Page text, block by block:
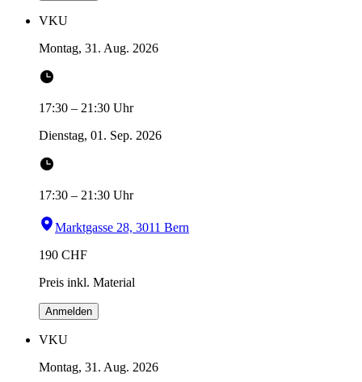
VKU
Montag, 31. Aug. 2026
17:30 – 21:30 Uhr
Dienstag, 01. Sep. 2026
17:30 – 21:30 Uhr
Marktgasse 28, 3011 Bern
190 CHF
Preis inkl. Material
Anmelden
VKU
Montag, 31. Aug. 2026